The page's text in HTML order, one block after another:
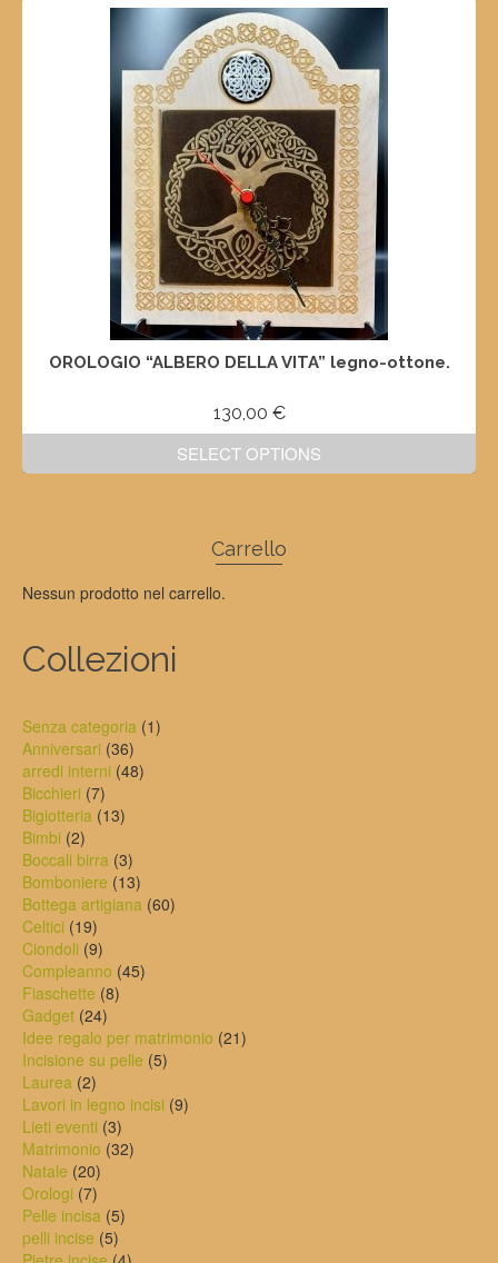
OROLOGIO “ALBERO DELLA VITA” legno-ottone.
130,00 €
SELECT OPTIONS
Carrello
Nessun prodotto nel carrello.
Collezioni
Senza categoria 11
Anniversari 3636
prodotti
arredi interni 4848
Bicchieri 77
prodotti
Bigiotteria 1313
Bimbi 22
prodotti
Boccali birra 33
prodotti
Bomboniere 1313
prodotti
Bottega artigiana 6060
Celtici 1919
prodotti
Ciondoli 99
prodotti
Compleanno 4545
Fiaschette 88
Gadget 2424
prodotti
Idee regalo per matrimonio 2121
Incisione su pelle 55
Laurea 22
prodotti
Lavori in legno incisi 99
Lieti eventi 33
prodotti
Matrimonio 3232
Natale 2020
prodotti
Orologi 77
prodotti
Pelle incisa 55
pelli incise 55
prodotti
4